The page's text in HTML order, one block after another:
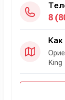
8
Как
King